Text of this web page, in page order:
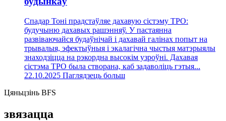
Спадар Тоні прадстаўляе дахавую сістэму TPO:
будучыню дахавых рашэнняў. У пастаянна
развіваючайся будаўнічай і дахавай галінах попыт на
трывалыя, эфектыўныя і экалагічна чыстыя матэрыялы
знаходзіцца на рэкордна высокім узроўні. Дахавая
сістэма TPO была створана, каб задаволіць гэтыя...
22.10.2025 Паглядзець больш
Цяньцзінь BFS
звязацца